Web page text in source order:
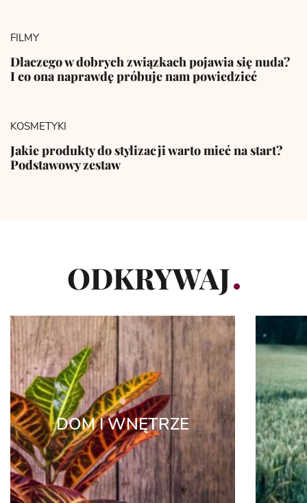
FILMY
Dlaczego w dobrych związkach pojawia się nuda?
I co ona naprawdę próbuje nam powiedzieć
KOSMETYKI
Jakie produkty do stylizacji warto mieć na start?
Podstawowy zestaw
ODKRYWAJ
DOM I WNĘTRZE